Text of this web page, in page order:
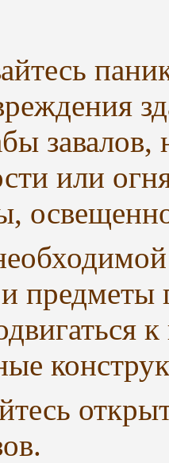
завалов,
или
предметы